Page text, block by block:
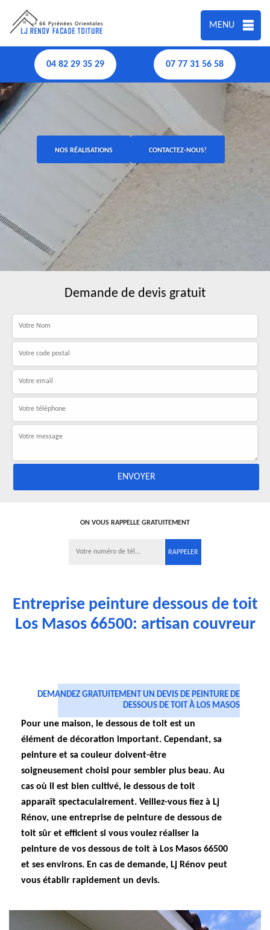
MENU
04 82 29 35 29 07 77 31 56 58
NOS RÉALISATIONS CONTACTEZ-NOUS!
Demande de devis gratuit
ON VOUS RAPPELLE GRATUITEMENT
Entreprise peinture dessous de toit
Los Masos 66500: artisan couvreur
DEMANDEZ GRATUITEMENT UN DEVIS DE PEINTURE DE
DESSOUS DE TOIT À LOS MASOS
Pour une maison, le dessous de toit est un
élément de décoration important. Cependant, sa
peinture et sa couleur doivent-être
soigneusement choisi pour sembler plus beau. Au
cas où il est bien cultivé, le dessous de toit
apparaît spectaculairement. Veillez-vous fiez à Lj
Rénov, une entreprise de peinture de dessous de
toit sûr et efficient si vous voulez réaliser la
peinture de vos dessous de toit à Los Masos 66500
et ses environs. En cas de demande, Lj Rénov peut
vous établir rapidement un devis.